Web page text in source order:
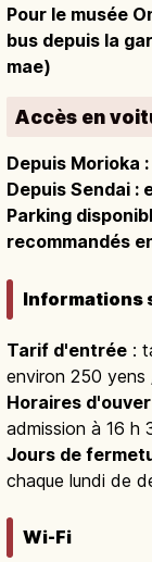
Pour le musée
bus depuis la
mae)
Accès en
Depuis Morioka
Depuis Sendai :
Parking
recommandés
Informations
Tarif d'entrée :
environ 250 yens
Horaires
admission à 16 h
Jours de
chaque lundi de
Wi-Fi